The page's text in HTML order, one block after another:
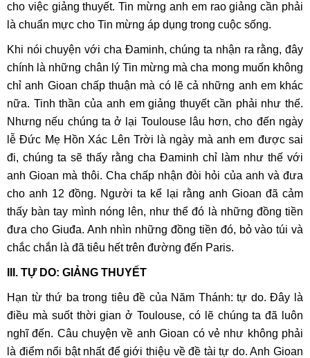
cho việc giảng thuyết. Tin mừng anh em rao giảng cần phải
là chuẩn mực cho Tin mừng áp dụng trong cuộc sống.
Khi nói chuyện với cha Đaminh, chúng ta nhận ra rằng, đây
chính là những chân lý Tin mừng mà cha mong muốn không
chỉ anh Gioan chấp thuận mà có lẽ cả những anh em khác
nữa. Tinh thần của anh em giảng thuyết cần phải như thế.
Nhưng nếu chúng ta ở lại Toulouse lâu hơn, cho đến ngày
lễ Đức Mẹ Hồn Xác Lên Trời là ngày mà anh em được sai
đi, chúng ta sẽ thấy rằng cha Đaminh chỉ làm như thế với
anh Gioan mà thôi. Cha chấp nhận đòi hỏi của anh và đưa
cho anh 12 đồng. Người ta kể lại rằng anh Gioan đã cảm
thấy bàn tay mình nóng lên, như thể đó là những đồng tiền
đưa cho Giuđa. Anh nhìn những đồng tiền đó, bỏ vào túi và
chắc chắn là đã tiêu hết trên đường đến Paris.
III. TỰ DO: GIẢNG THUYẾT
Hạn từ thứ ba trong tiêu đề của Năm Thánh: tự do. Đây là
điều mà suốt thời gian ở Toulouse, có lẽ chúng ta đã luôn
nghĩ đến. Câu chuyện về anh Gioan có vẻ như không phải
là điểm nổi bật nhất để giới thiệu về đề tài tự do. Anh Gioan